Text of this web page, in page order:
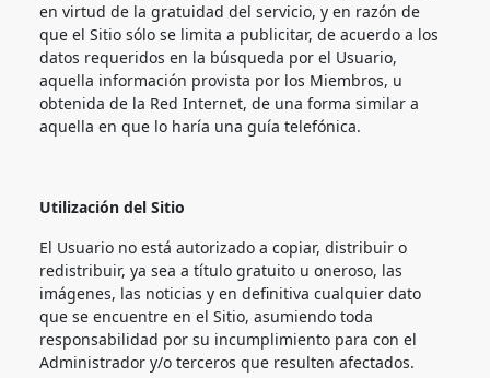
en virtud de la gratuidad del servicio, y en razón de
que el Sitio sólo se limita a publicitar, de acuerdo a los
datos requeridos en la búsqueda por el Usuario,
aquella información provista por los Miembros, u
obtenida de la Red Internet, de una forma similar a
aquella en que lo haría una guía telefónica.
Utilización del Sitio
El Usuario no está autorizado a copiar, distribuir o
redistribuir, ya sea a título gratuito u oneroso, las
imágenes, las noticias y en definitiva cualquier dato
que se encuentre en el Sitio, asumiendo toda
responsabilidad por su incumplimiento para con el
Administrador y/o terceros que resulten afectados.